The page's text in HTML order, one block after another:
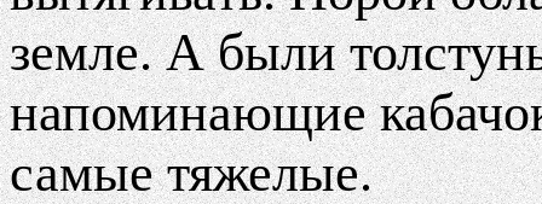
земле. А были
напоминающие
самые тяжелые.